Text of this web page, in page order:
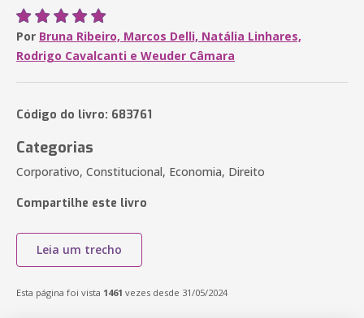
Por Bruna Ribeiro, Marcos Delli, Natália Linhares,
Rodrigo Cavalcanti e Weuder Câmara
Código do livro: 683761
Categorias
Corporativo, Constitucional, Economia, Direito
Compartilhe este livro
Leia um trecho
Esta página foi vista 1461 vezes desde 31/05/2024